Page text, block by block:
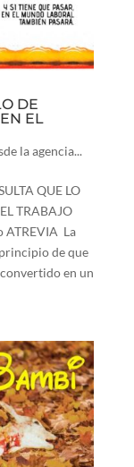
DE
EL
la agencia...
QUE LO
TRABAJO
ATREVIA La
de que
en un